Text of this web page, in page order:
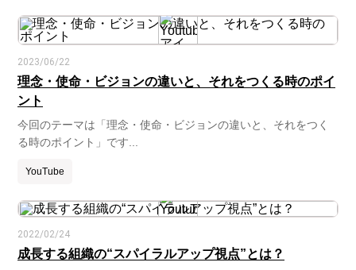
2023/06/22
理念・使命・ビジョンの違いと、それをつくる時のポイ
ント
今回のテーマは「理念・使命・ビジョンの違いと、それをつく
る時のポイント」です...
YouTube
2022/02/24
成長する組織の“スパイラルアップ視点”とは？